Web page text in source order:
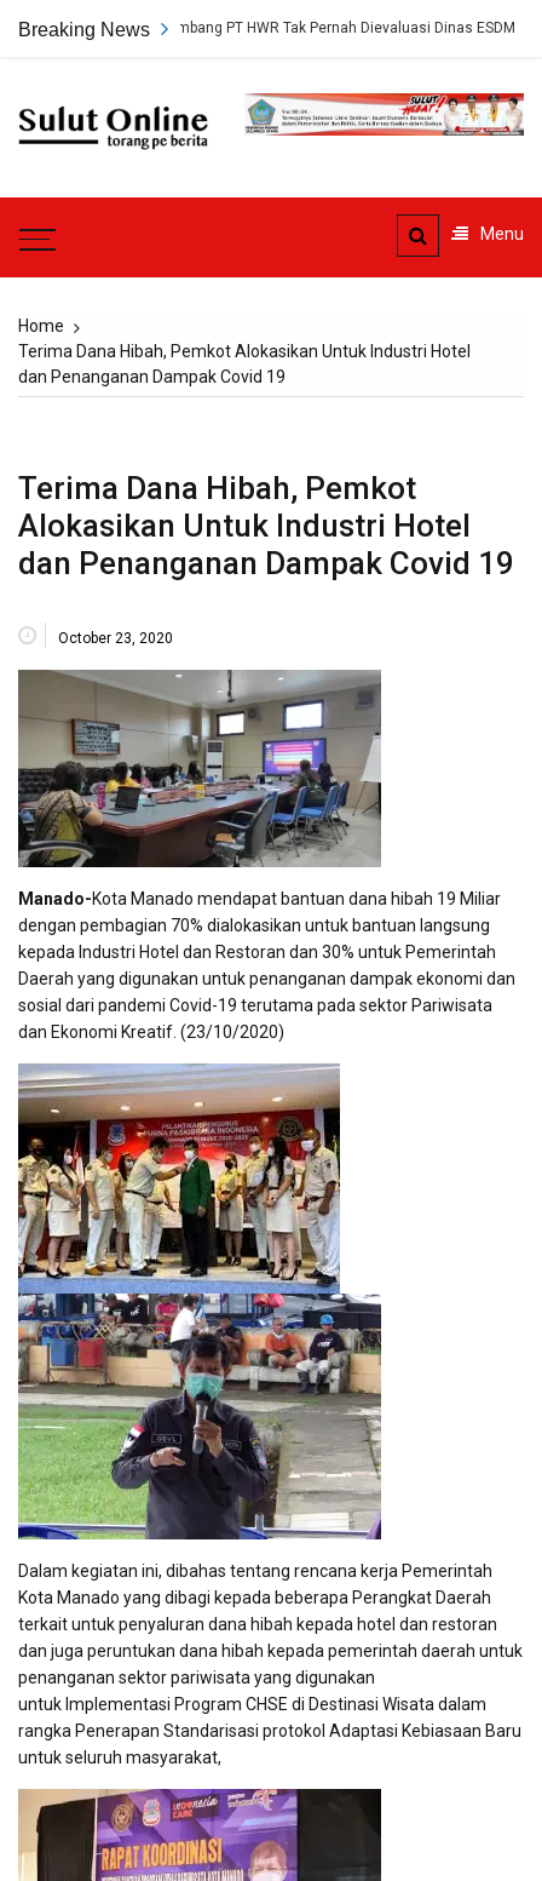
Breaking News
Tambang PT HWR Tak Pernah Dievaluasi Dinas ESDM
Sulut
Menu
Home
Terima Dana Hibah, Pemkot Alokasikan Untuk Industri Hotel
dan Penanganan Dampak Covid 19
Terima Dana Hibah, Pemkot
Alokasikan Untuk Industri Hotel
dan Penanganan Dampak Covid 19
October 23, 2020
Manado-Kota Manado mendapat bantuan dana hibah 19 Miliar
dengan pembagian 70% dialokasikan untuk bantuan langsung
kepada Industri Hotel dan Restoran dan 30% untuk Pemerintah
Daerah yang digunakan untuk penanganan dampak ekonomi dan
sosial dari pandemi Covid-19 terutama pada sektor Pariwisata
dan Ekonomi Kreatif. (23/10/2020)
Dalam kegiatan ini, dibahas tentang rencana kerja Pemerintah
Kota Manado yang dibagi kepada beberapa Perangkat Daerah
terkait untuk penyaluran dana hibah kepada hotel dan restoran
dan juga peruntukan dana hibah kepada pemerintah daerah untuk
penanganan sektor pariwisata yang digunakan
untuk Implementasi Program CHSE di Destinasi Wisata dalam
rangka Penerapan Standarisasi protokol Adaptasi Kebiasaan Baru
untuk seluruh masyarakat,